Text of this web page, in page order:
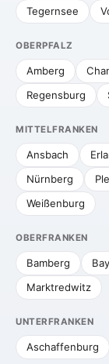
Tegernsee
OBERPFALZ
Amberg
Regensburg
MITTELFRANKEN
Ansbach
Nürnberg
Weißenburg
OBERFRANKEN
Bamberg
Marktredwitz
UNTERFRANKEN
Aschaffenburg